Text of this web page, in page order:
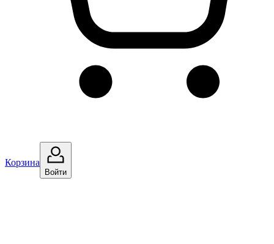
Корзина
Войти